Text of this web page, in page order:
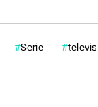
Serie